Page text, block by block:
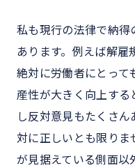
私も現行の法律で納得
あります。例えば解雇
絶対に労働者にとって
産性が大きく向上する
し反対意見もたくさ
対に正しいとも限りま
が見据えている側面以